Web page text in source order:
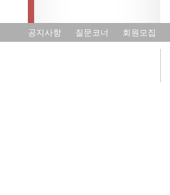
공지사항 질문코너 회원모집